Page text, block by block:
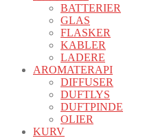
BATTERIER
GLAS
FLASKER
KABLER
LADERE
AROMATERAPI
DIFFUSER
DUFTLYS
DUFTPINDE
OLIER
KURV